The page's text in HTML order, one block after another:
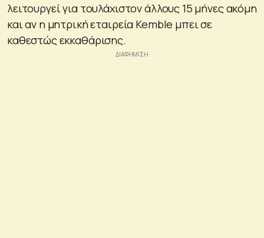
λειτουργεί για τουλάχιστον άλλους 15 μήνες ακόμη
και αν η μητρική εταιρεία Kemble μπει σε
καθεστώς εκκαθάρισης.